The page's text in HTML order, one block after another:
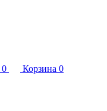
0 Корзина 0